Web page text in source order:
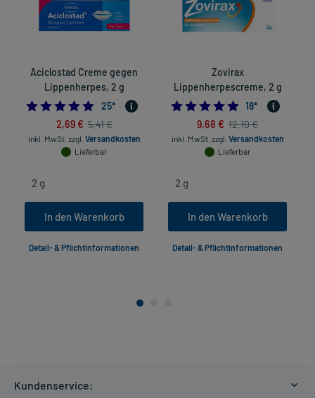
Aciclostad Creme gegen
Lippenherpes, 2 g
4.68
25*
2,69 € 5,41 €
inkl. MwSt. zzgl. Versandkosten
Lieferbar
In den Warenkorb
Detail- & Pflichtinformationen
Zovirax
Lippenherpescreme, 2 g
5.0
18*
9,68 € 12,10 €
inkl. MwSt. zzgl. Versandkosten
Lieferbar
In den Warenkorb
Detail- & Pflichtinformationen
Kundenservice: